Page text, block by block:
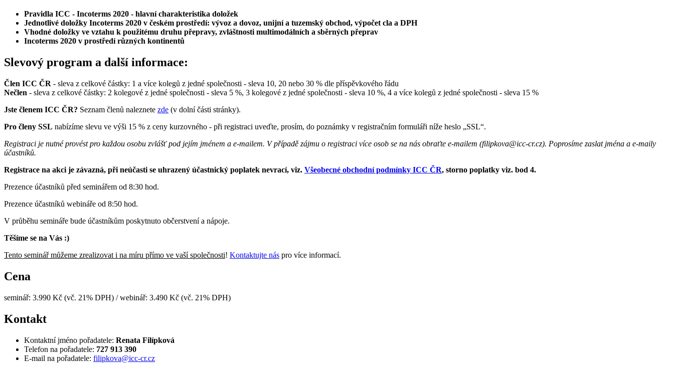
Pravidla ICC - Incoterms 2020 - hlavní charakteristika doložek
Jednotlivé doložky Incoterms 2020 v českém prostředí: vývoz a dovoz, unijní a tuzemský obchod, výpočet cla a DPH
Vhodné doložky ve vztahu k použitému druhu přepravy, zvláštnosti multimodálních a sběrných přeprav
Incoterms 2020 v prostředí různých kontinentů
Slevový program a další informace:
Člen ICC ČR - sleva z celkové částky: 1 a více kolegů z jedné společnosti - sleva 10, 20 nebo 30 % dle příspěvkového řádu
Nečlen - sleva z celkové částky: 2 kolegové z jedné společnosti - sleva 5 %, 3 kolegové z jedné společnosti - sleva 10 %, 4 a více kolegů z jedné společnosti - sleva 15 %
Jste členem ICC ČR? Seznam členů naleznete zde (v dolní části stránky).
Pro členy SSL nabízíme slevu ve výši 15 % z ceny kurzovného - při registraci uveďte, prosím, do poznámky v registračním formuláři níže heslo „SSL“.
Registraci je nutné provést pro každou osobu zvlášť pod jejím jménem a e-mailem. V případě zájmu o registraci více osob se na nás obraťte e-mailem (filipkova@icc-cr.cz). Poprosíme zaslat jména a e-maily
účastníků.
Registrace na akci je závazná, při neúčasti se uhrazený účastnický poplatek nevrací, viz. Všeobecné obchodní podmínky ICC ČR, storno poplatky viz. bod 4.
Prezence účastníků před seminářem od 8:30 hod.
Prezence účastníků webináře od 8:50 hod.
V průběhu semináře bude účastníkům poskytnuto občerstvení a nápoje.
Těšíme se na Vás :)
Tento seminář můžeme zrealizovat i na míru přímo ve vaší společnosti! Kontaktujte nás pro více informací.
Cena
seminář: 3.990 Kč (vč. 21% DPH) / webinář: 3.490 Kč (vč. 21% DPH)
Kontakt
Kontaktní jméno pořadatele: Renata Filípková
Telefon na pořadatele: 727 913 390
E-mail na pořadatele: filipkova@icc-cr.cz